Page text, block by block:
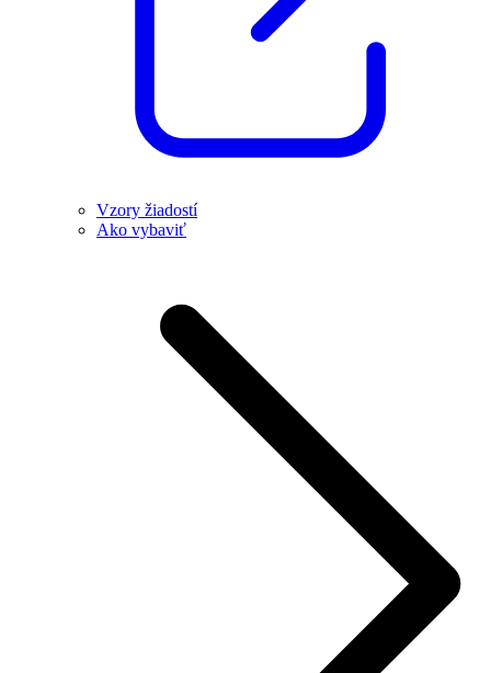
Vzory žiadostí
Ako vybaviť